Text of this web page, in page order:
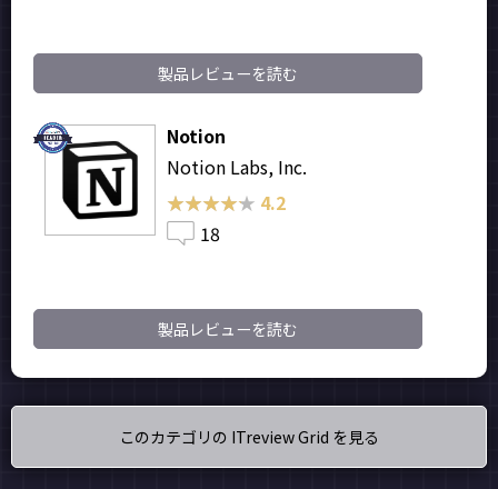
製品レビューを読む
Notion
Notion Labs, Inc.
★★★★★
★★★★★ 4.2
18
製品レビューを読む
このカテゴリの ITreview Grid を見る